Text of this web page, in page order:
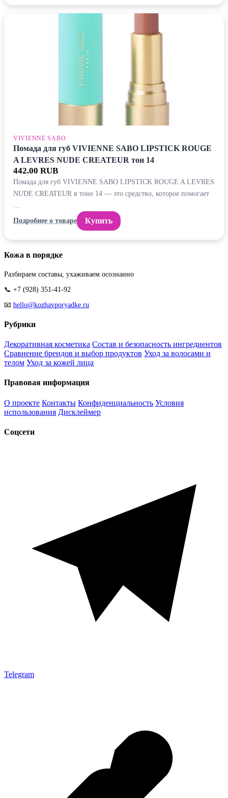
VIVIENNE SABO
Помада для губ VIVIENNE SABO LIPSTICK ROUGE
A LEVRES NUDE CREATEUR тон 14
442.00 RUB
Помада для губ VIVIENNE SABO LIPSTICK ROUGE A LEVRES
NUDE CREATEUR в тоне 14 — это средство, которое помогает
Подробнее о товаре
Купить
Кожа в порядке
Разбираем составы, ухаживаем осознанно
📞 +7 (928) 351-41-92
📧 hello@kozhavporyadke.ru
Рубрики
Декоративная косметика Состав и безопасность ингредиентов
Сравнение брендов и выбор продуктов Уход за волосами и
телом Уход за кожей лица
Правовая информация
О проекте Контакты Конфиденциальность Условия
использования Дисклеймер
Соцсети
Telegram